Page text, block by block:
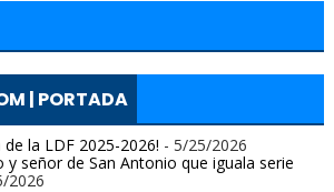
| PORTADA
de la LDF 2025-2026! - 5/25/2026
y señor de San Antonio que iguala serie
2026